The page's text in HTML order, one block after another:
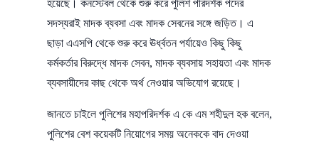
হয়েছে। কনস্টেবল থেকে শুরু করে পুলিশ পরিদর্শক পদের
সদস্যরাই মাদক ব্যবসা এবং মাদক সেবনের সঙ্গে জড়িত। এ
ছাড়া এএসপি থেকে শুরু করে ঊর্ধ্বতন পর্যায়েও কিছু কিছু
কর্মকর্তার বিরুদ্ধে মাদক সেবন, মাদক ব্যবসায় সহায়তা এবং মাদক
ব্যবসায়ীদের কাছ থেকে অর্থ নেওয়ার অভিযোগ রয়েছে।
জানতে চাইলে পুলিশের মহাপরিদর্শক এ কে এম শহীদুল হক বলেন,
পুলিশের বেশ কয়েকটি নিয়োগের সময় অনেককে বাদ দেওয়া